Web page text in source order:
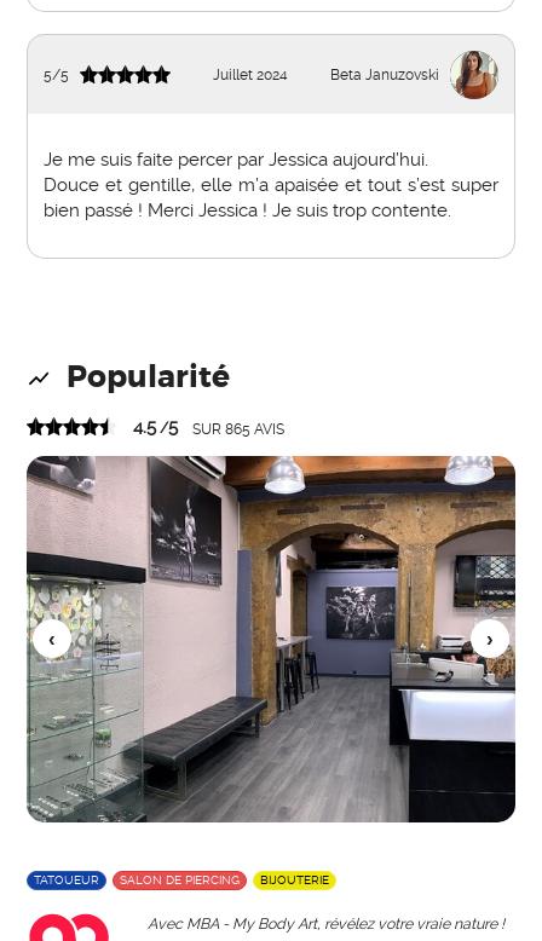
5/5 Juillet 2024 Beta Januzovski
Je me suis faite percer par Jessica aujourd’hui.
Douce et gentille, elle m’a apaisée et tout s’est super
bien passé ! Merci Jessica ! Je suis trop contente.
Popularité
4.5/5 SUR865 AVIS
TATOUEUR SALON DE PIERCING BIJOUTERIE
Avec MBA - My Body Art, révélez votre vraie nature !